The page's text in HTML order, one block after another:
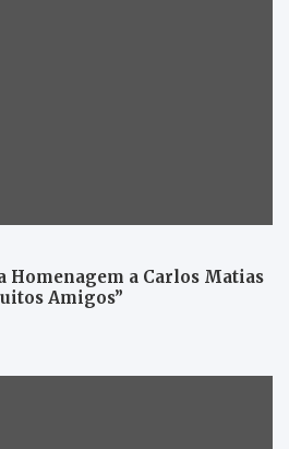
Homenagem a Carlos Matias
Amigos”